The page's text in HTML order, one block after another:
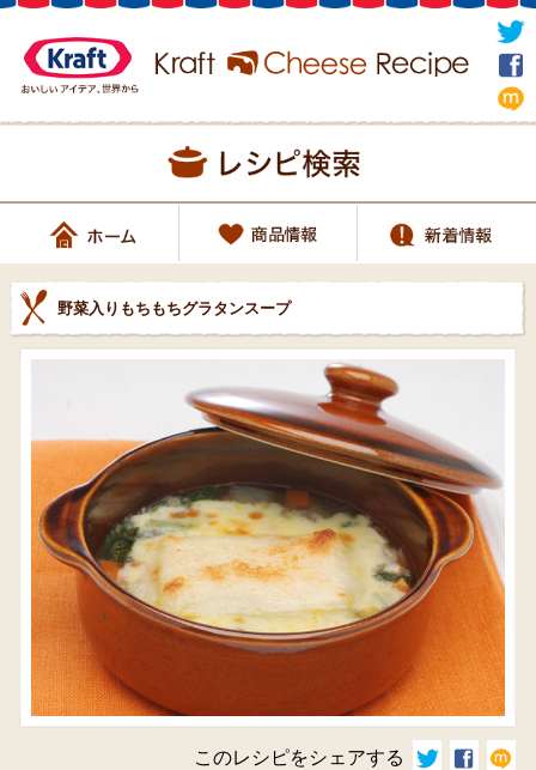
野菜入りもちもちグラタンスープ
このレシピをシェアする